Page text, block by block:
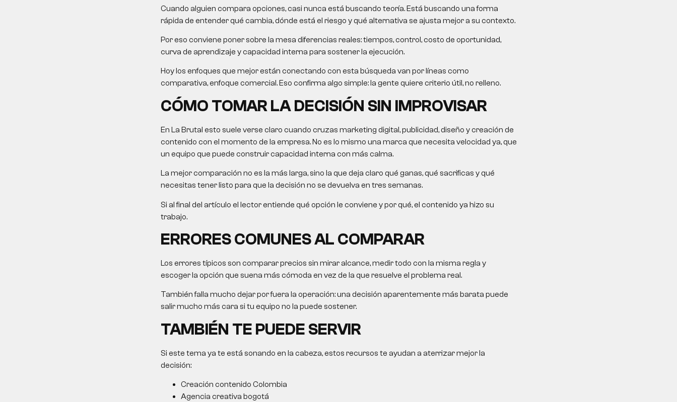
Cuando alguien compara opciones, casi nunca está buscando teoría. Está buscando una forma
rápida de entender qué cambia, dónde está el riesgo y qué alternativa se ajusta mejor a su contexto.
Por eso conviene poner sobre la mesa diferencias reales: tiempos, control, costo de oportunidad,
curva de aprendizaje y capacidad interna para sostener la ejecución.
Hoy los enfoques que mejor están conectando con esta búsqueda van por líneas como
comparativa, enfoque comercial. Eso confirma algo simple: la gente quiere criterio útil, no relleno.
CÓMO TOMAR LA DECISIÓN SIN IMPROVISAR
En La Brutal esto suele verse claro cuando cruzas marketing digital, publicidad, diseño y creación de
contenido con el momento de la empresa. No es lo mismo una marca que necesita velocidad ya, que
un equipo que puede construir capacidad interna con más calma.
La mejor comparación no es la más larga, sino la que deja claro qué ganas, qué sacrificas y qué
necesitas tener listo para que la decisión no se devuelva en tres semanas.
Si al final del artículo el lector entiende qué opción le conviene y por qué, el contenido ya hizo su
trabajo.
ERRORES COMUNES AL COMPARAR
Los errores típicos son comparar precios sin mirar alcance, medir todo con la misma regla y
escoger la opción que suena más cómoda en vez de la que resuelve el problema real.
También falla mucho dejar por fuera la operación: una decisión aparentemente más barata puede
salir mucho más cara si tu equipo no la puede sostener.
TAMBIÉN TE PUEDE SERVIR
Si este tema ya te está sonando en la cabeza, estos recursos te ayudan a aterrizar mejor la
decisión:
Creación contenido Colombia
Agencia creativa bogotá